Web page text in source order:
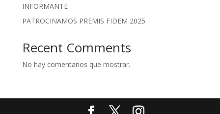
INFORMANTE
PATROCINAMOS PREMIS FIDEM 2025
Recent Comments
No hay comentarios que mostrar.